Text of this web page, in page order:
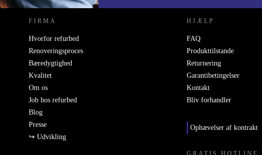
FIRMA
Hvorfor refurbed
Renoveringsproces
Bæredygtighed
Kvalitet
Om os
Job hos refurbed
Blog
Presse
↪ Udvikling
HJÆLP
FAQ
Produkttilstande
Returnering
Garantibetingelser
Kontakt
Bliv forhandler
Ophævelser af kontrakt
GRATIS HOTLINE